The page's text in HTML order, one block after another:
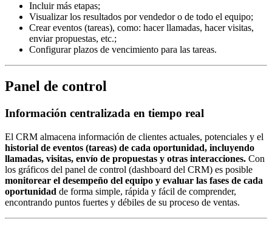
Incluir más etapas;
Visualizar los resultados por vendedor o de todo el equipo;
Crear eventos (tareas), como: hacer llamadas, hacer visitas,
enviar propuestas, etc.;
Configurar plazos de vencimiento para las tareas.
Panel de control
Información centralizada en tiempo real
El CRM almacena información de clientes actuales, potenciales y el
historial de eventos (tareas) de cada oportunidad, incluyendo
llamadas, visitas, envío de propuestas y otras interacciones. Con
los gráficos del panel de control (dashboard del CRM) es posible
monitorear el desempeño del equipo y evaluar las fases de cada
oportunidad de forma simple, rápida y fácil de comprender,
encontrando puntos fuertes y débiles de su proceso de ventas.